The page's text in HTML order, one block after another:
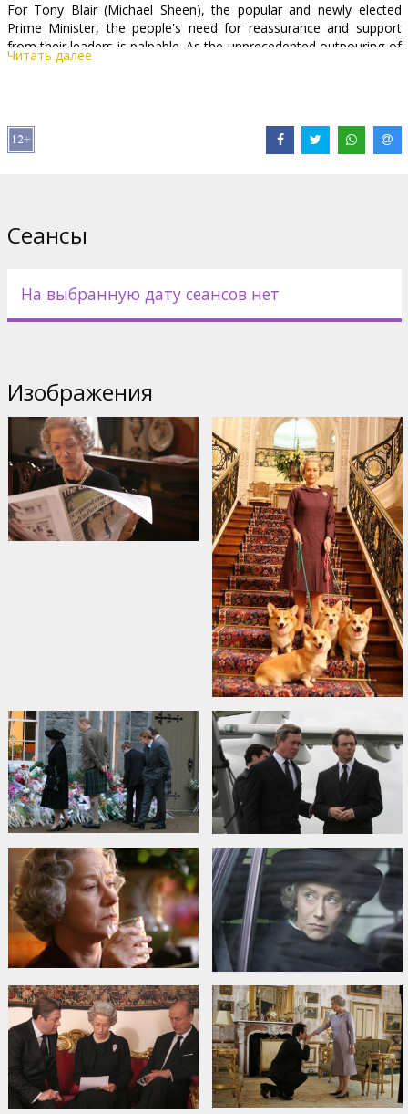
For Tony Blair (Michael Sheen), the popular and newly elected
Prime Minister, the people's need for reassurance and support
from their leaders is palpable. As the unprecedented outpouring of
emotion grows ever stronger, Blair must find a way to reconnect
Directed by: Stephen Frears
Читать далее
Сеансы
На выбранную дату сеансов нет
Изображения